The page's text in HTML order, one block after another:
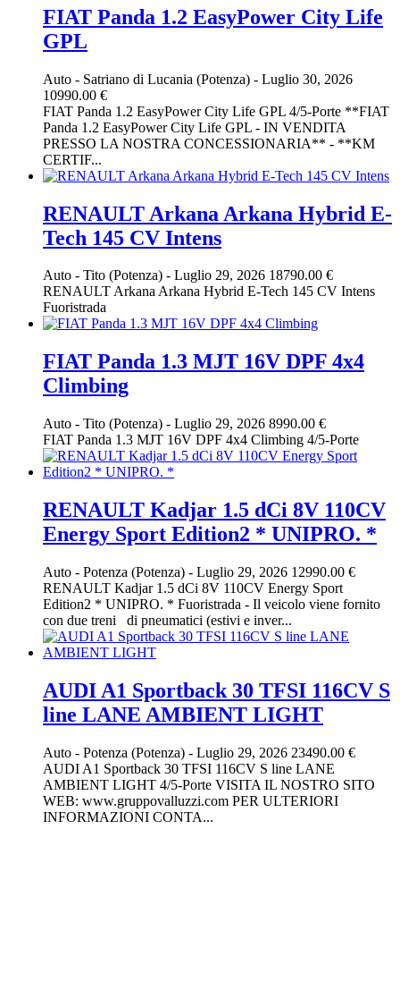
FIAT Panda 1.2 EasyPower City Life
GPL
Auto - Satriano di Lucania (Potenza) - Luglio 30, 2026
10990.00 €
FIAT Panda 1.2 EasyPower City Life GPL 4/5-Porte **FIAT
Panda 1.2 EasyPower City Life GPL - IN VENDITA
PRESSO LA NOSTRA CONCESSIONARIA** - **KM
CERTIF...
RENAULT Arkana Arkana Hybrid E-
Tech 145 CV Intens
Auto - Tito (Potenza) - Luglio 29, 2026 18790.00 €
RENAULT Arkana Arkana Hybrid E-Tech 145 CV Intens
Fuoristrada
FIAT Panda 1.3 MJT 16V DPF 4x4
Climbing
Auto - Tito (Potenza) - Luglio 29, 2026 8990.00 €
FIAT Panda 1.3 MJT 16V DPF 4x4 Climbing 4/5-Porte
RENAULT Kadjar 1.5 dCi 8V 110CV
Energy Sport Edition2 * UNIPRO. *
Auto - Potenza (Potenza) - Luglio 29, 2026 12990.00 €
RENAULT Kadjar 1.5 dCi 8V 110CV Energy Sport
Edition2 * UNIPRO. * Fuoristrada - Il veicolo viene fornito
con due treni di pneumatici (estivi e inver...
AUDI A1 Sportback 30 TFSI 116CV S
line LANE AMBIENT LIGHT
Auto - Potenza (Potenza) - Luglio 29, 2026 23490.00 €
AUDI A1 Sportback 30 TFSI 116CV S line LANE
AMBIENT LIGHT 4/5-Porte VISITA IL NOSTRO SITO
WEB: www.gruppovalluzzi.com PER ULTERIORI
INFORMAZIONI CONTA...